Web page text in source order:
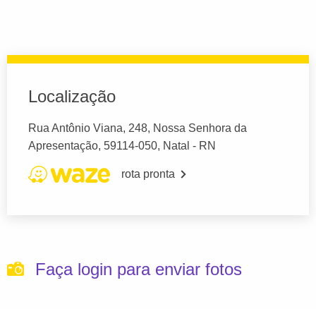
Localização
Rua Antônio Viana, 248, Nossa Senhora da
Apresentação, 59114-050, Natal - RN
rota pronta
Faça login para enviar fotos